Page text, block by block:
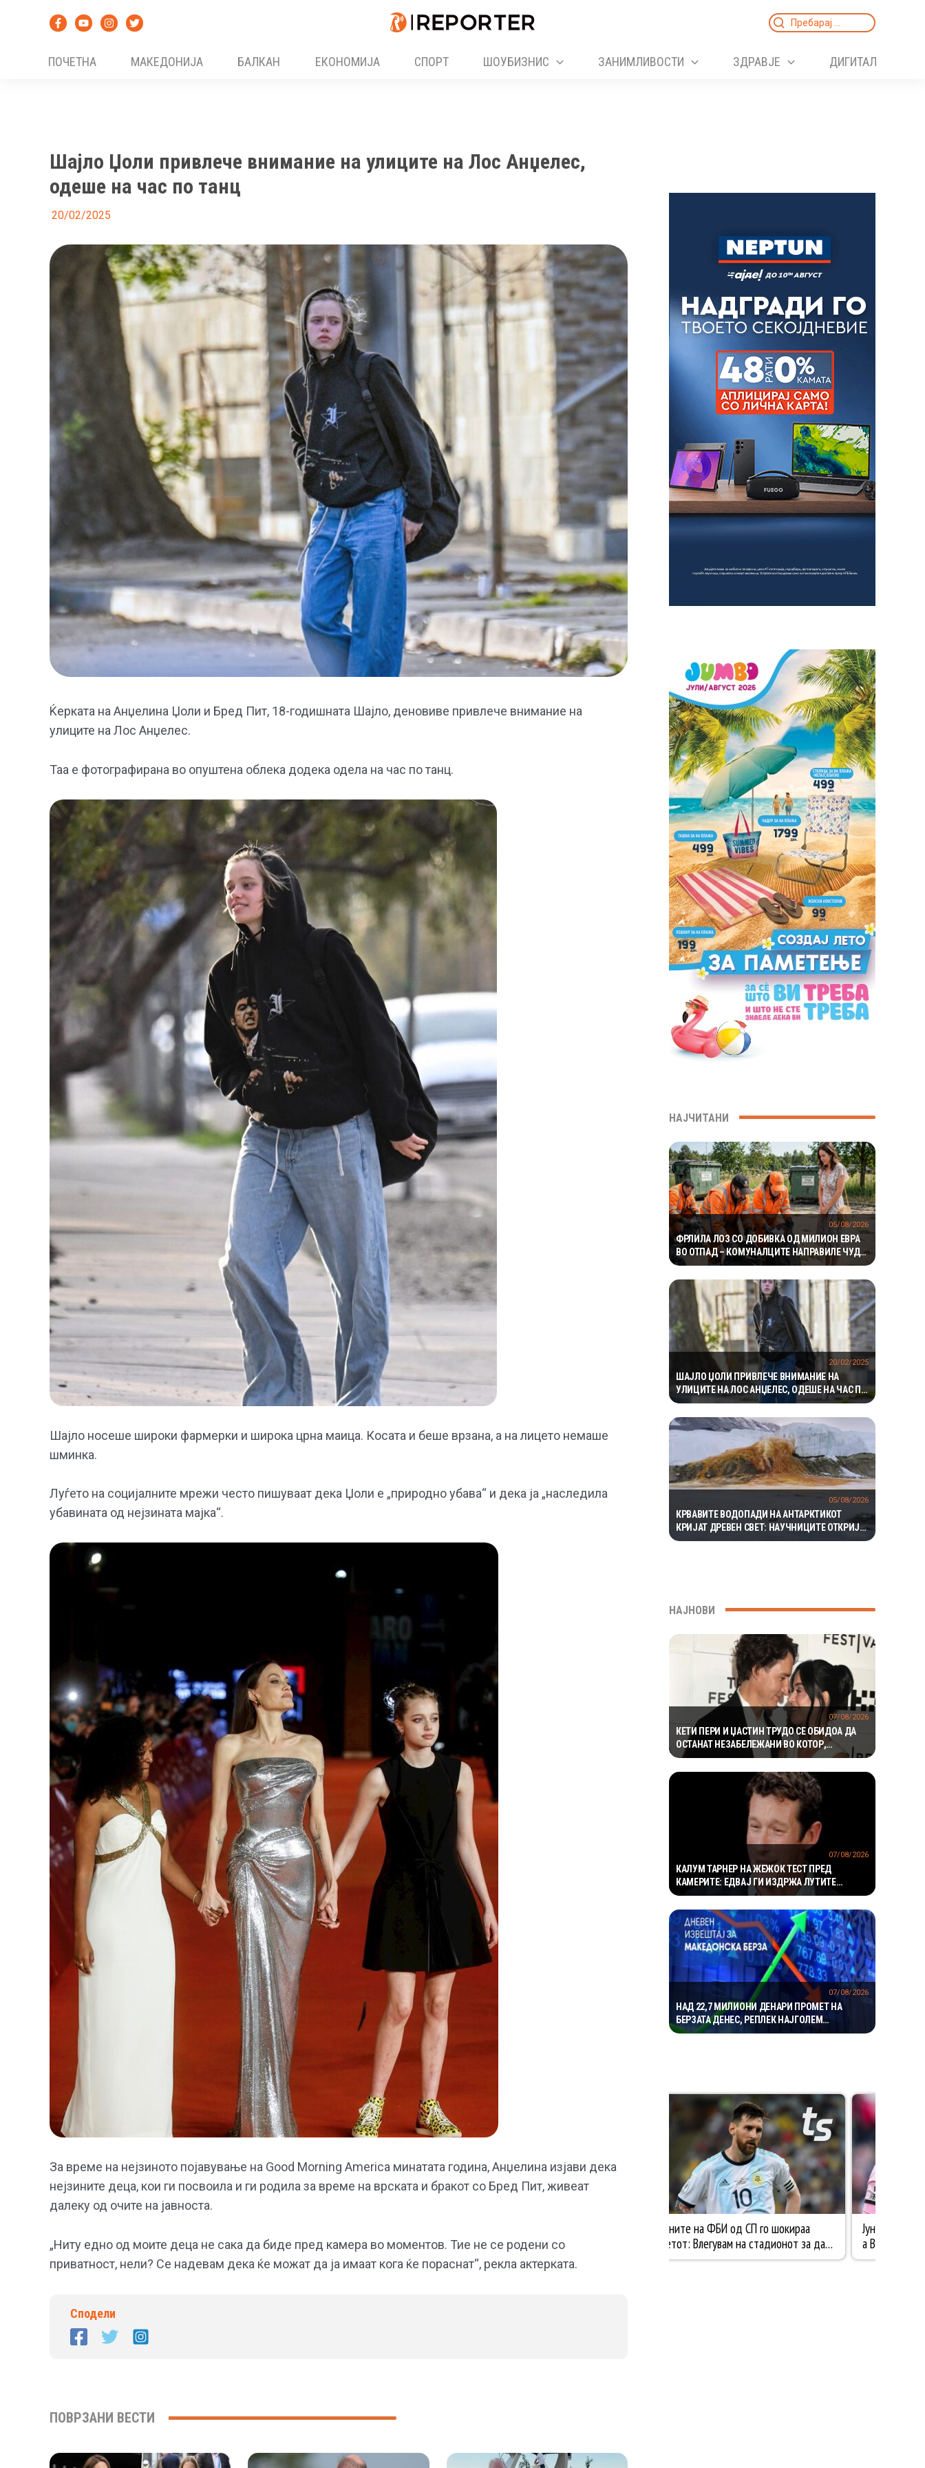
Search
ПОЧЕТНА
МАКЕДОНИЈА БАЛКАН ЕКОНОМИЈА СПОРТ ШОУБИЗНИС ЗАНИМЛИВОСТИ ЗДРАВЈЕ ДИГИТАЛ
Шајло Џоли привлече внимание на улиците на Лос Анџелес,
одеше на час по танц
20/02/2025
Ќерката на Анџелина Џоли и Бред Пит, 18-годишната Шајло, деновиве привлече внимание на
улиците на Лос Анџелес.
Таа е фотографирана во опуштена облека додека одела на час по танц.
Шајло носеше широки фармерки и широка црна маица. Косата и беше врзана, а на лицето немаше
шминка.
Луѓето на социјалните мрежи често пишуваат дека Џоли е „природно убава“ и дека ја „наследила
убавината од нејзината мајка“.
За време на нејзиното појавување на Good Morning America минатата година, Анџелина изјави дека
нејзините деца, кои ги посвоила и ги родила за време на врската и бракот со Бред Пит, живеат
далеку од очите на јавноста.
„Ниту едно од моите деца не сака да биде пред камера во моментов. Тие не се родени со
приватност, нели? Се надевам дека ќе можат да ја имаат кога ќе пораснат“, рекла актерката.
Сподели
ПОВРЗАНИ ВЕСТИ
НАЈЧИТАНИ
ФРЛИЛА ЛОЗ СО ДОБИВКА ОД МИЛИОН ЕВРА
ВО ОТПАД – КОМУНАЛЦИТЕ НАПРАВИЛЕ ЧУДО
ЗА ДА ГО ПРОНАЈДАТ
05/08/2026
ШАЈЛО ЏОЛИ ПРИВЛЕЧЕ ВНИМАНИЕ НА
УЛИЦИТЕ НА ЛОС АНЏЕЛЕС, ОДЕШЕ НА ЧАС ПО
ТАНЦ
20/02/2025
КРВАВИТЕ ВОДОПАДИ НА АНТАРКТИКОТ
КРИЈАТ ДРЕВЕН СВЕТ: НАУЧНИЦИТЕ ОТКРИЈА
ЕКОСИСТЕМ ИЗОЛИРАН ПОВЕЌЕ ОД 1,5
05/08/2026
НАЈНОВИ
КЕТИ ПЕРИ И ЏАСТИН ТРУДО СЕ ОБИДОА ДА
ОСТАНАТ НЕЗАБЕЛЕЖАНИ ВО КОТОР,
МЕШТАНИТЕ СО ДУХОВИТИ РЕАКЦИИ: „НИКОЈ
НЕ БИ ГИ ПРЕПОЗНАЛ“
07/08/2026
КАЛУМ ТАРНЕР НА ЖЕЖОК ТЕСТ ПРЕД
КАМЕРИТЕ: ЕДВАЈ ГИ ИЗДРЖА ЛУТИТЕ
КРИЛЦА – „УСТАТА МИ ГОРИ“
07/08/2026
НАД 22,7 МИЛИОНИ ДЕНАРИ ПРОМЕТ НА
БЕРЗАТА ДЕНЕС, РЕПЛЕК НАЈГОЛЕМ
ДОБИТНИК
07/08/2026